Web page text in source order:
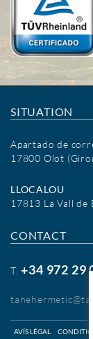
SITUATION
Apartado de
17800 Olot
LLOCALOU
17813 La Vall de
CONTACT
T.+34 972 29
AVÍS LÉGAL